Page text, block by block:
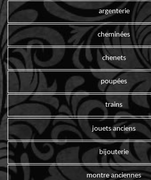
argenterie
cheminées
chenets
poupées
trains
jouets anciens
bijouterie
montre anciennes